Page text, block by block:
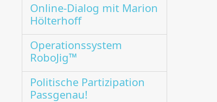
Online-Dialog mit Marion
Hölterhoff
Operationssystem
RoboJig™
Politische Partizipation
Passgenau!